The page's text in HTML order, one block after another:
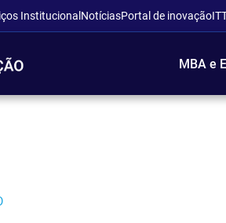
Institucional NotíciasPortal de inovação
MBA e